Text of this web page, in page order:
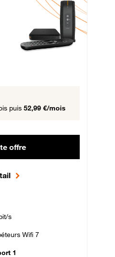
puis 57,99 € par mois,
puis 52,99 €/mois
offre
s
Wifi 7
1